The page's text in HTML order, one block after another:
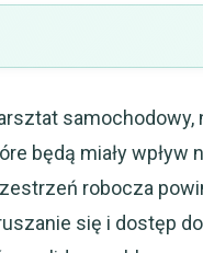
będą miały
robocza
się i dostęp